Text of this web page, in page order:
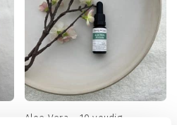
Aloe Vera – 10 voudig